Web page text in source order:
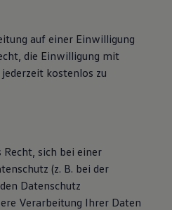
auf einer Einwilligung
die Einwilligung mit
kostenlos zu
Recht, sich bei einer
(z. B. bei der
Datenschutz
Verarbeitung Ihrer Daten